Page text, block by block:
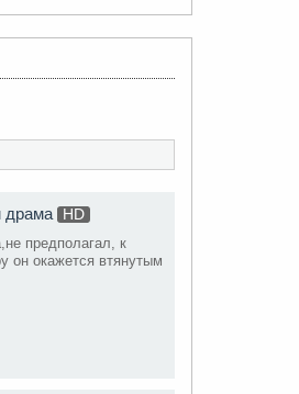
S
драма
HD
предполагал, к
он окажется втянутым